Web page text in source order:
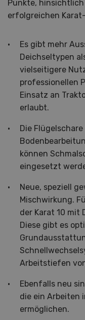
Punkte,
erfolgreichen
Es gibt mehr
Deichseltypen
vielseitigere
professionellen
Einsatz an
erlaubt.
Die
können
eingesetzt
Neue, speziell
Mischwirkung.
der Karat 10 mit
Diese gibt es
Arbeitstiefen
Ebenfalls neu
die ein Arbeiten
ermöglichen.